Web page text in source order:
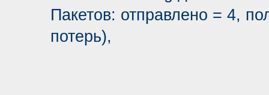
Пакетов: отправлено = 4,
потерь),